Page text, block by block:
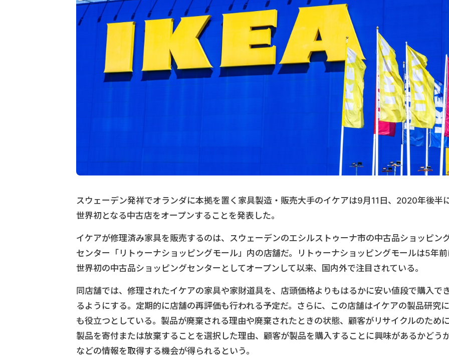
スウェーデン発祥でオランダに本拠を置く家具製造・販売大手のイケアは9月11日、2020年後半
世界初となる中古店をオープンすることを発表した。
イケアが修理済み家具を販売するのは、スウェーデンのエシルストゥーナ市の中古品ショッピン
センター「リトゥーナショッピングモール」内の店舗だ。リトゥーナショッピングモールは5年前
世界初の中古品ショッピングセンターとしてオープンして以来、国内外で注目されている。
同店舗では、修理されたイケアの家具や家財道具を、店頭価格よりもはるかに安い値段で購入で
るようにする。定期的に店舗の再評価も行われる予定だ。さらに、この店舗はイケアの製品研究に
も役立つとしている。製品が廃棄される理由や廃棄されたときの状態、顧客がリサイクルのために
製品を寄付または放棄することを選択した理由、顧客が製品を購入することに興味があるかどう
などの情報を取得する機会が得られるという。